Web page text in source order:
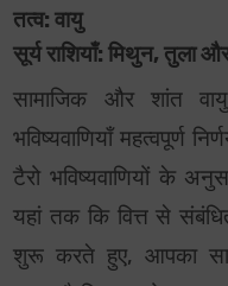
तत्व: वायु
सूर्य राशियाँ: मिथुन, तुला
सामाजिक और शांत
भविष्यवाणियाँ महत्वपूर्ण
टैरो भविष्यवाणियों के
यहां तक कि वित्त से
शुरू करते हुए, आपका